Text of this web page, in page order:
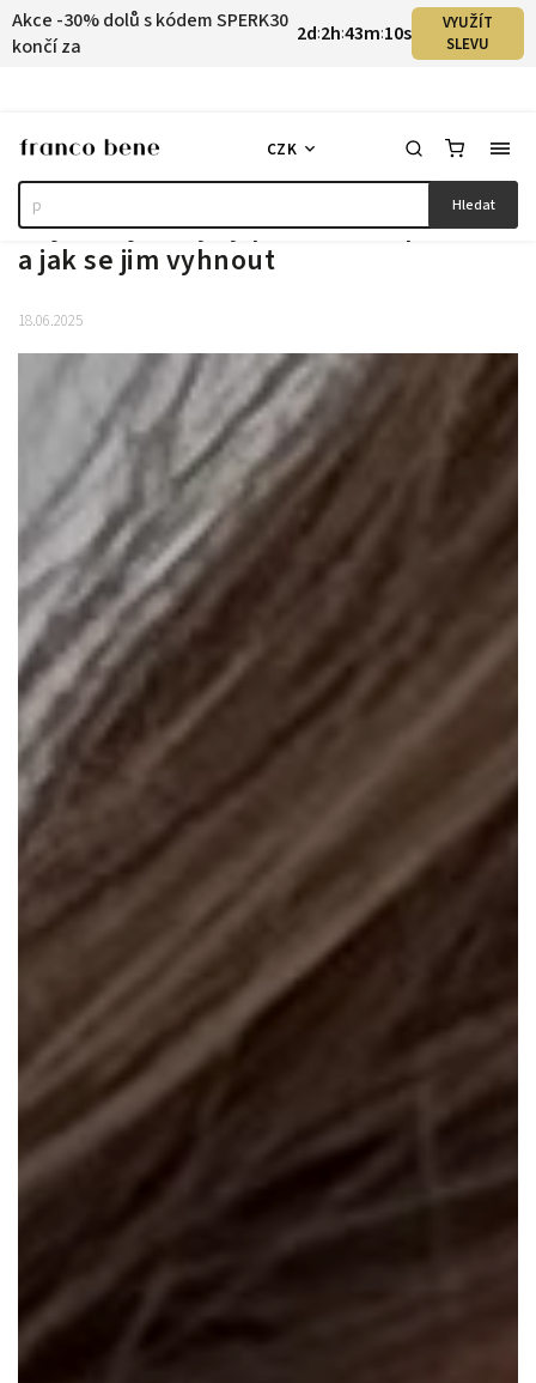
Akce -30% dolů s kódem SPERK30
končí za
2d:2h:43m:9s
VYUŽÍT
SLEVU
Hledat
CZK
Nejčastejší chyby při nošení šperků -
a jak se jim vyhnout
18.06.2025